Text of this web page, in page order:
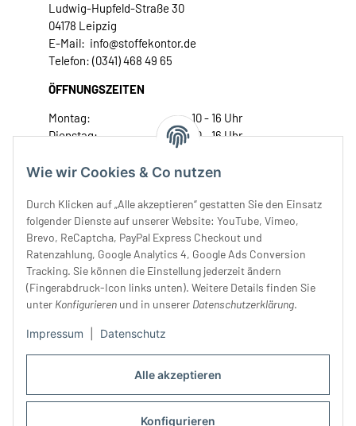
Alle akzeptieren
Konfigurieren
Wie wir Cookies & Co nutzen
Durch Klicken auf „Alle akzeptieren“ gestatten Sie den Einsatz
folgender Dienste auf unserer Website: YouTube, Vimeo,
Brevo, ReCaptcha, PayPal Express Checkout und
Ratenzahlung, Google Analytics 4, Google Ads Conversion
Tracking. Sie können die Einstellung jederzeit ändern
(Fingerabdruck-Icon links unten). Weitere Details finden Sie
unter Konfigurieren und in unserer Datenschutzerklärung.
Impressum Datenschutz
Ludwig-Hupfeld-Straße 30
04178 Leipzig
E-Mail: info@stoffekontor.de
Telefon: (0341) 468 49 65
ÖFFNUNGSZEITEN
Montag:
10 - 16 Uhr
Dienstag:
10 - 16 Uhr
Donnerstag:
10 - 18 Uhr
Samstag:
10 - 14 Uhr
Unser Service
Rechtliches